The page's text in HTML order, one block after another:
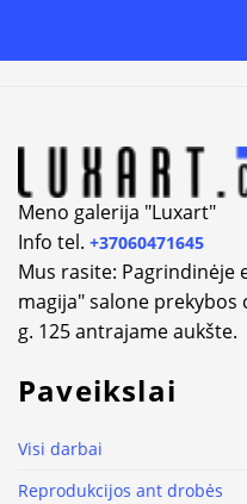
Meno galerija "Luxart"
Info tel. +37060471645
Mus rasite: Pagrindinėje
magija" salone
g. 125 antrajame aukšte.
Paveikslai
Visi darbai
Reprodukcijos ant drobės